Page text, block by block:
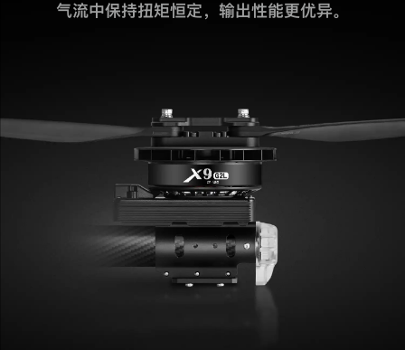
气流中保持扭矩恒定，输出性能更优异。